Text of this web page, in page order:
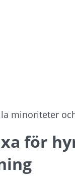
minoriteter
för